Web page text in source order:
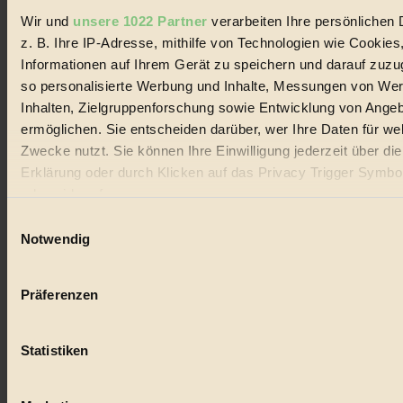
Wir und unsere 1022 Partner verarbeiten Ihre persönlichen
z. B. Ihre IP-Adresse, mithilfe von Technologien wie
Informationen auf Ihrem Gerät zu speichern und darauf
so personalisierte Werbung und Inhalte, Messungen von
Inhalten, Zielgruppenforschung sowie Entwicklung von
ermöglichen. Sie entscheiden darüber, wer Ihre Daten für
Zwecke nutzt. Sie können Ihre Einwilligung jederzeit über
Erklärung oder durch Klicken auf das Privacy Trigger
oder widerrufen
Wenn Sie es erlauben, würden wir auch gerne:
Ihr Gerät durch aktives Scannen nach bestimmten
Erfahren Sie mehr darüber, wie Ihre persönlichen Daten
Notwendig
Präferenzen
Statistiken
© 2026 Biorama GmbH
Impressum & Disclaimer
Datenschutz
Mediadaten
Biorama steht für einen nachhaltigen Lebensstil und bewussten
Lebenswandel. Es ist eine moderne Plattform für Ideen, Menschen
und Produkte, ein Leitfaden im schnell wachsenden Markt des
Handels mit Bioprodukten, des Fair-Trade sowie der Branche
Social Media
Folge uns auf Instagram